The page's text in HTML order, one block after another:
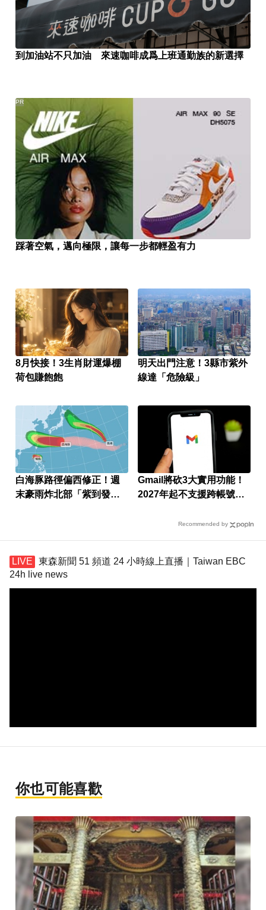
到加油站不只加油 來速咖啡成爲上班通勤族的新選擇
踩著空氣，邁向極限，讓每一步都輕盈有力
PR
8月快接！3生肖財運爆棚
荷包賺飽飽
明天出門注意！3縣市紫外
線達「危險級」
白海豚路徑偏西修正！週
末豪雨炸北部「紫到發
Gmail將砍3大實用功能！
2027年起不支援跨帳號寄
Recommended by
東森新聞 51 頻道 24 小時線上直播｜Taiwan EBC
24h live news
你也可能喜歡